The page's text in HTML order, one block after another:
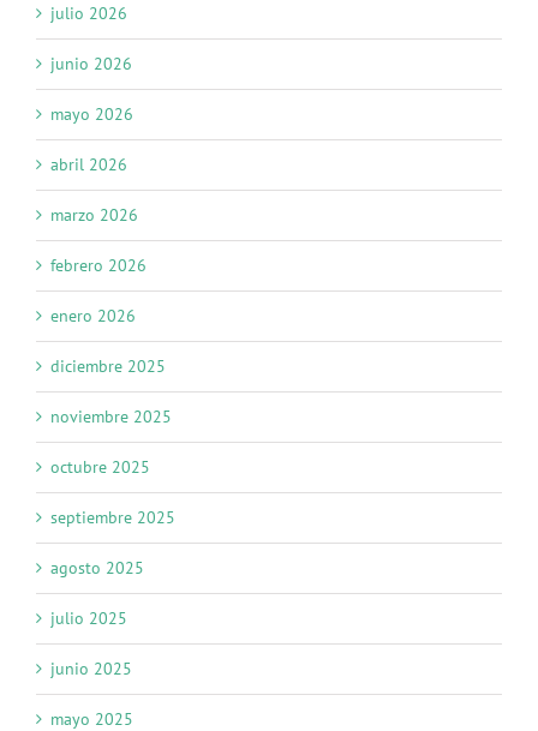
julio 2026
junio 2026
mayo 2026
abril 2026
marzo 2026
febrero 2026
enero 2026
diciembre 2025
noviembre 2025
octubre 2025
septiembre 2025
agosto 2025
julio 2025
junio 2025
mayo 2025